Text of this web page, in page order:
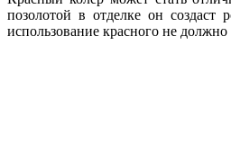
позолотой в отделке он
использование красного не